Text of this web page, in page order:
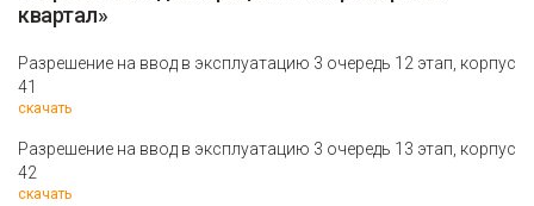
квартал»
Разрешение на ввод в эксплуатацию 3 очередь 12 этап, корпус
41
скачать
Разрешение на ввод в эксплуатацию 3 очередь 13 этап, корпус
42
скачать